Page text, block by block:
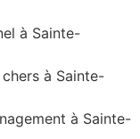
à Sainte-
à Sainte-
à Sainte-